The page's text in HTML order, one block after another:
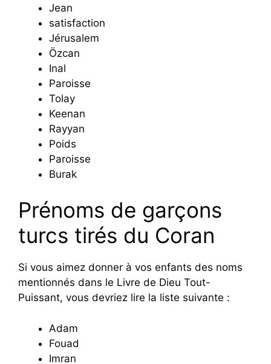
Jean
satisfaction
Jérusalem
Özcan
Inal
Paroisse
Tolay
Keenan
Rayyan
Poids
Paroisse
Burak
Prénoms de garçons
turcs tirés du Coran
Si vous aimez donner à vos enfants des noms
mentionnés dans le Livre de Dieu Tout-
Puissant, vous devriez lire la liste suivante :
Adam
Fouad
Imran